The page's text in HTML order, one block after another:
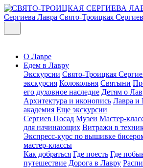
Сергиева Лавра Свято-Троицкая
О Лавре
Едем в Лавру
Экскурсии Свято-Троицкая
экскурсия Колокольня Святыни
его духовное наследие Детям о
Архитектура и иконопись Лавра и
академия Еще экскурсии
Сергиев Посад Музеи Мастер-
для начинающих Витражи в
Экспресс-курс по вышивке
мастер-классы
Как добраться Где поесть Где
путешествие Дорога в Лавру